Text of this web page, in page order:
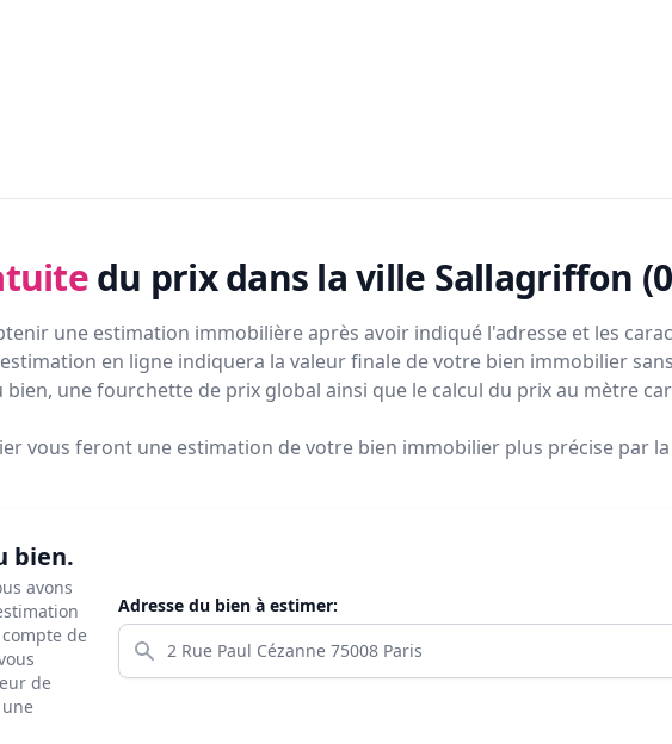
du prixdans la ville Sallagriffon
une estimation immobilière après avoir indiqué l'adresse et les
en ligne indiquera la valeur finale de votre bien immobilier
une fourchette de prix global ainsi que le calcul du prix au mètre
vous feront une estimation de votre bien immobilier plus précise par
bien.
avons
de
de
Adresse du bien à estimer: